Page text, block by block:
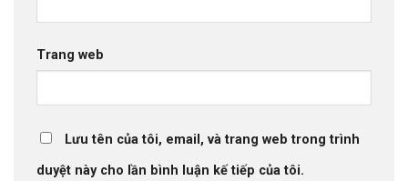
Trang web
Lưu tên của tôi, email, và trang web trong trình
duyệt này cho lần bình luận kế tiếp của tôi.